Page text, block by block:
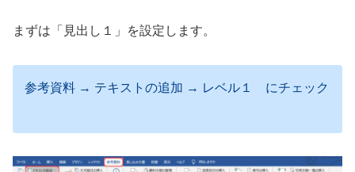
まずは「見出し１」を設定します。
参考資料 → テキストの追加 → レベル１ にチェック